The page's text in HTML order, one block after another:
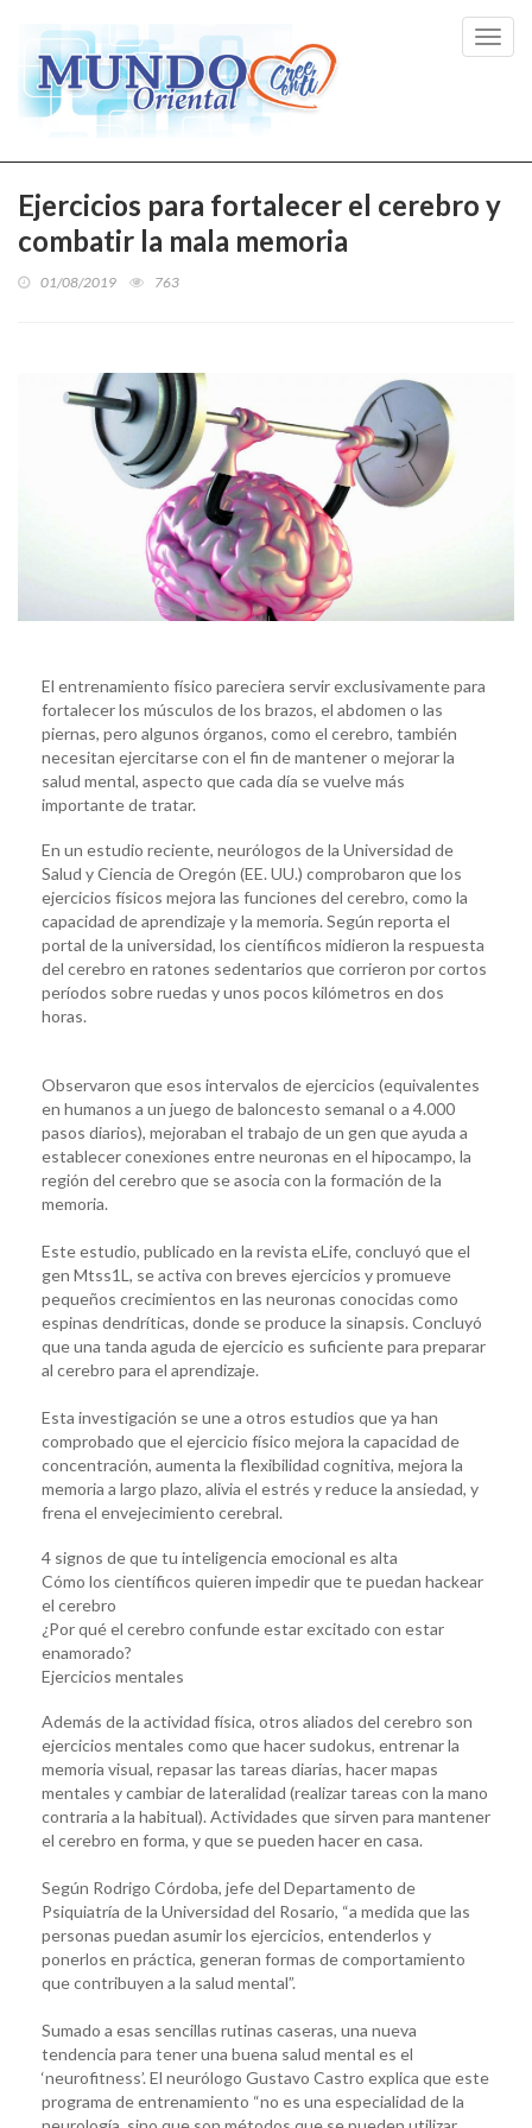
Ejercicios para fortalecer el cerebro y
combatir la mala memoria
01/08/2019 763
El entrenamiento físico pareciera servir exclusivamente para
fortalecer los músculos de los brazos, el abdomen o las
piernas, pero algunos órganos, como el cerebro, también
necesitan ejercitarse con el fin de mantener o mejorar la
salud mental, aspecto que cada día se vuelve más
importante de tratar.
En un estudio reciente, neurólogos de la Universidad de
Salud y Ciencia de Oregón (EE. UU.) comprobaron que los
ejercicios físicos mejora las funciones del cerebro, como la
capacidad de aprendizaje y la memoria. Según reporta el
portal de la universidad, los científicos midieron la respuesta
del cerebro en ratones sedentarios que corrieron por cortos
períodos sobre ruedas y unos pocos kilómetros en dos
horas.
Observaron que esos intervalos de ejercicios (equivalentes
en humanos a un juego de baloncesto semanal o a 4.000
pasos diarios), mejoraban el trabajo de un gen que ayuda a
establecer conexiones entre neuronas en el hipocampo, la
región del cerebro que se asocia con la formación de la
memoria.
Este estudio, publicado en la revista eLife, concluyó que el
gen Mtss1L, se activa con breves ejercicios y promueve
pequeños crecimientos en las neuronas conocidas como
espinas dendríticas, donde se produce la sinapsis. Concluyó
que una tanda aguda de ejercicio es suficiente para preparar
al cerebro para el aprendizaje.
Esta investigación se une a otros estudios que ya han
comprobado que el ejercicio físico mejora la capacidad de
concentración, aumenta la flexibilidad cognitiva, mejora la
memoria a largo plazo, alivia el estrés y reduce la ansiedad, y
frena el envejecimiento cerebral.
4 signos de que tu inteligencia emocional es alta
Cómo los científicos quieren impedir que te puedan hackear
el cerebro
¿Por qué el cerebro confunde estar excitado con estar
enamorado?
Ejercicios mentales
Además de la actividad física, otros aliados del cerebro son
ejercicios mentales como que hacer sudokus, entrenar la
memoria visual, repasar las tareas diarias, hacer mapas
mentales y cambiar de lateralidad (realizar tareas con la mano
contraria a la habitual). Actividades que sirven para mantener
el cerebro en forma, y que se pueden hacer en casa.
Según Rodrigo Córdoba, jefe del Departamento de
Psiquiatría de la Universidad del Rosario, “a medida que las
personas puedan asumir los ejercicios, entenderlos y
ponerlos en práctica, generan formas de comportamiento
que contribuyen a la salud mental”.
Sumado a esas sencillas rutinas caseras, una nueva
tendencia para tener una buena salud mental es el
‘neurofitness’. El neurólogo Gustavo Castro explica que este
programa de entrenamiento “no es una especialidad de la